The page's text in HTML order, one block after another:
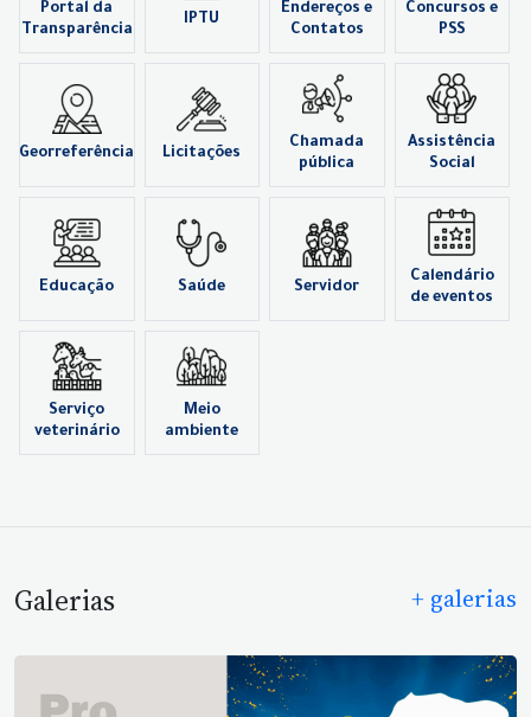
Portal da
Transparência
IPTU
Endereços e
Contatos
Concursos e
PSS
Georreferência Licitações
Chamada
pública
Assistência
Social
Educação Saúde Servidor
Calendário
de eventos
Serviço
veterinário
Meio
ambiente
Galerias + galerias